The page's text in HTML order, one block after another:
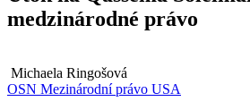
medzinárodné právo
Michaela Ringošová
OSN Mezinárodní právo USA